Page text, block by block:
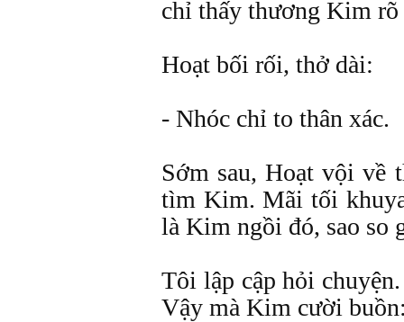
chỉ thấy thương Kim rõ
Hoạt bối rối, thở dài:
- Nhóc chỉ to thân xác.
Sớm sau, Hoạt vội về
tìm Kim. Mãi tối
là Kim ngồi đó, sao so
Tôi lập cập hỏi
Vậy mà Kim cười